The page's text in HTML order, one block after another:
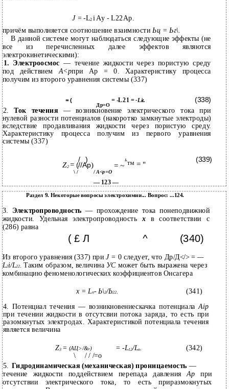
J = -L2 i Ay - L22Ар.
причём выполняется соотношение взаимностиЬц = Ьг\.
В данной системе могут наблюдаться следующие эффекты (не
все из перечисленных далее эффектов являются
электрокинетическими):
1. Электроосмос— течение жидкости через пористую среду
под действиемА<рпри Ар = 0. Характеристику процесса
получим из второго уравнения системы (337)
=(
Др=О
= -L21 =-Lit. (338)
2.Ток течения — возникновение электрического тока при
нулевой разности потенциалов (накоротко замкнутые электроды)
вследствие продавливания жидкости через пористую среду.
Характеристику процесса получим из первого уравнения
системы (337)
/ ) Ь
™= "
(339)
Z2 = (//Ар) =~
\ / /А<р=О
— 123 —
Раздел 9. Некоторые вопросы электрохимии... Вопрос: ...124.
3. Электропроводность— прохождение тока понеподвижной
жидкости. Удельная электропроводностьхв соответствии с
(286) равна
( £ Л ^ (340)
Из второго уравнения (337) приJ = 0 следует, что Др/Д</> = —
L2i/L22. Таким образом, величина УС может быть выражена через
комбинацию феноменологических коэффициентов Онсагера
x = Ln- Ь\2/Ь22. (341)
4. Потенциал течения — возникновениескачка потенциалаAip
при течении жидкости в отсутсвии потока заряда, то есть при
разомкнутых электродах. Характеристикой потенциала течения
является величина
Z3 = (АЦ>/&Р) = -L12/Ln. (342)
\
/ / /=о
5. Гидродинамическая (механическая) проницаемость —
течение жидкости поддействием перепада давленияАрпри
отсутствии электрического тока, то есть приразмокнутых